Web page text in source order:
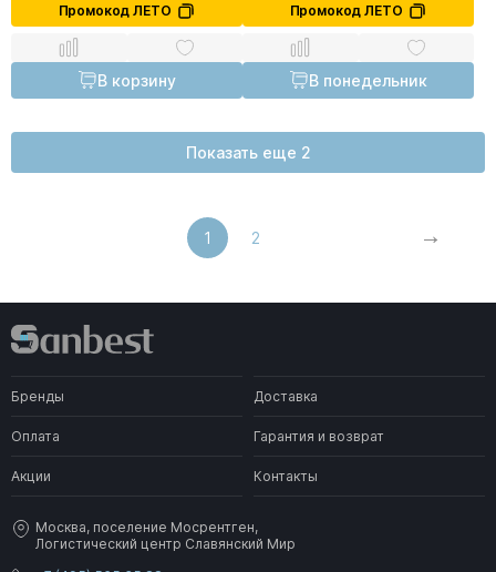
Промокод ЛЕТО
В корзину
Промокод ЛЕТО
В понедельник
Показать еще 2
1 2
Бренды Доставка
Оплата Гарантия и возврат
Акции Контакты
Москва, поселение Мосрентген,
Логистический центр Славянский Мир